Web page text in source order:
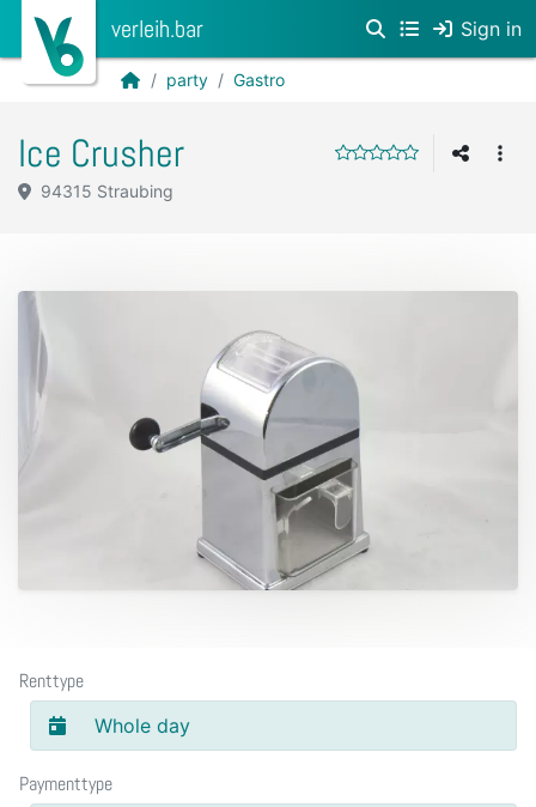
verleih.bar Sign in
party Gastro
Ice Crusher
94315 Straubing
Renttype
Whole day
Paymenttype